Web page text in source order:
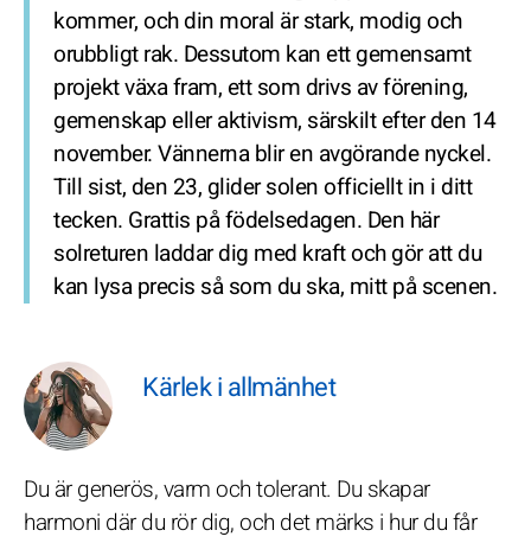
kommer, och din moral är stark, modig och
orubbligt rak. Dessutom kan ett gemensamt
projekt växa fram, ett som drivs av förening,
gemenskap eller aktivism, särskilt efter den 14
november. Vännerna blir en avgörande nyckel.
Till sist, den 23, glider solen officiellt in i ditt
tecken. Grattis på födelsedagen. Den här
solreturen laddar dig med kraft och gör att du
kan lysa precis så som du ska, mitt på scenen.
Kärlek i allmänhet
Du är generös, varm och tolerant. Du skapar
harmoni där du rör dig, och det märks i hur du får